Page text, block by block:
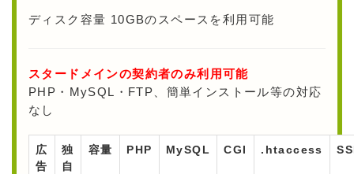
ディスク容量 10GBのスペースを利用可能
スタードメインの契約者のみ利用可能
PHP・MySQL・FTP、簡単インストール等の対応
なし
広
告
独
自
容量 PHP MySQL CGI .htaccess